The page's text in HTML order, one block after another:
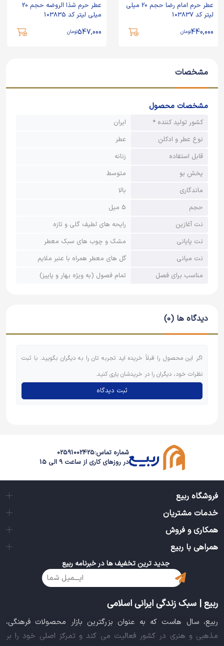
عطر حرم امام رضا حجم 20 میلی
لیتر کد 103837
440,000تومان
عطر حرم شذا الروضه حجم 20
میلی لیتر کد 103835
547,000تومان
مشخصات
مشخصات محصول
کشور تولید کننده *
ایران
نوع عطر و ادکلن
عطر
قابل استفاده
زنانه
پخش بو
متوسط
ماندگاری
بالا
حجم
5 میل
نت آغازین
رایحه‌ های لطیف گلی و تازه
نت پایانی
مشک و چوب‌ های سبک معطر
نت میانی
گل‌ های معطر همراه با عنبر ملایم
مناسب برای فصل
تمام فصول (به‌ ویژه بهار و پاییز)
دیدگاه ها (0)
اگر این محصول را قبلاً خریده اید تجربه تان را به دیگران بگویید. با ثبت
نظرات خود، دیگران را در خریدشان یاری کنید.
ثبت دیدگاه
شماره تماس:02591002425
در روزهای کاری از ساعت 9 الی 15
فروشگاه ربیع
خدمات مشتریان
همکاری و فروش
همراهی با ربیع
جدید ترین تخفیف ها در خبرنامه ربیع
ربیع | سبک زندگی ایرانی اسلامی
ربیع، سال هاست که به عنوان بزرگترین بازار محصولات فرهنگی،
مذهبی و هنری در کشور فعالیت می کند و تمرکز اصلی خود را بر